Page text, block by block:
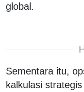
global.
Sementara itu,
kalkulasi